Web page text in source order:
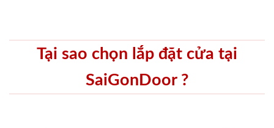
Tại sao chọn lắp đặt cửa tại
SaiGonDoor ?